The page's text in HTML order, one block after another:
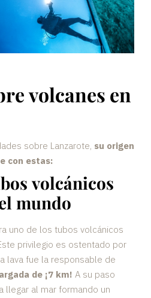
volcanes en
sobre Lanzarote, su origen
con estas:
volcánicos
mundo
uno de los tubos volcánicos
privilegio es ostentado por
lava fue la responsable de
de ¡7 km! A su paso
llegar al mar formando un